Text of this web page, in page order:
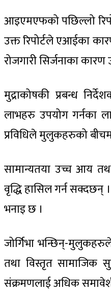
आइएमएफको पछिल्लो
उक्त रिपोर्टले एआईका
रोजगारी सिर्जनाका
मुद्राकोषकी प्रबन्ध
लाभहरु उपयोग गर्नका
प्रविधिले मुलुकहरुको
सामान्यतया उच्च आय
वृद्धि हासिल गर्न
भनाइ छ ।
जोर्गिभा भन्छिन्-
तथा विस्तृत सामाजिक
संक्रमणलाई अधिक